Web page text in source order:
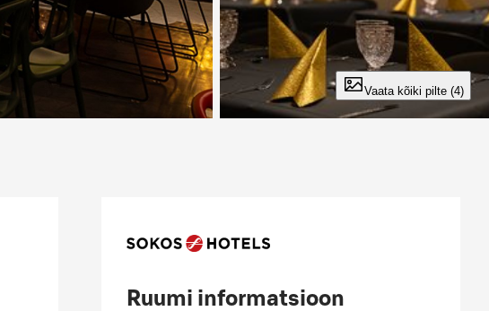
Vaata kõiki pilte (4)
Ruumi informatsioon